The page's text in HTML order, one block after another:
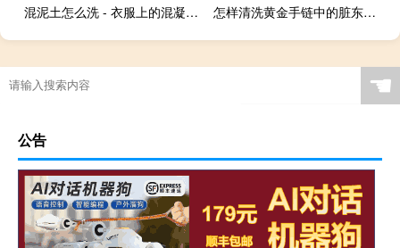
混泥土怎么洗 - 衣服上的混凝土怎么洗
怎样清洗黄金手链中的脏东西 - 金项链怎么清洗干净
☚
公告